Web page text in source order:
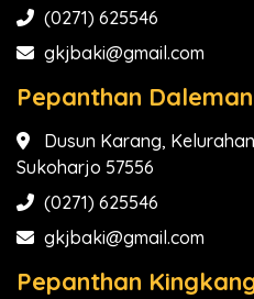
(0271) 625546
gkjbaki@gmail.com
Pepanthan Daleman
Dusun Karang,
Sukoharjo 57556
(0271) 625546
gkjbaki@gmail.com
Pepanthan